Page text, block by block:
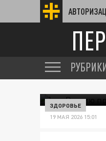
ЗДОРОВЬЕ
19 МАЯ 2026 15:01